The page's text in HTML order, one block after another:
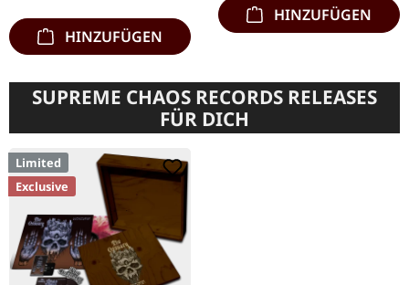
HINZUFÜGEN
HINZUFÜGEN
SUPREME CHAOS RECORDS RELEASES
FÜR DICH
Limited
Exclusive